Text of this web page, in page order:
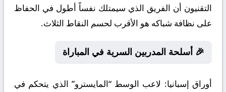
التقنيون أن الفريق الذي سيمتلك نفساً أطول في الحفاظ
على نظافة شباكه هو الأقرب لحسم النقاط الثلاث.
🎉 أسلحة المدربين السرية في المباراة
أوراق إسبانيا: لاعب الوسط “المايسترو” الذي يتحكم في